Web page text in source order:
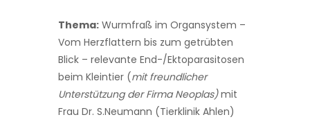
Thema: Wurmfraß im Organsystem –
Vom Herzflattern bis zum getrübten
Blick – relevante End-/Ektoparasitosen
beim Kleintier (mit freundlicher
Unterstützung der Firma Neoplas)mit
Frau Dr. S.Neumann (Tierklinik Ahlen)